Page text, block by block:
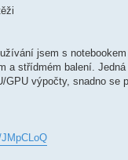
jsem s
a střídmém balení.
GPU výpočty, snadno se